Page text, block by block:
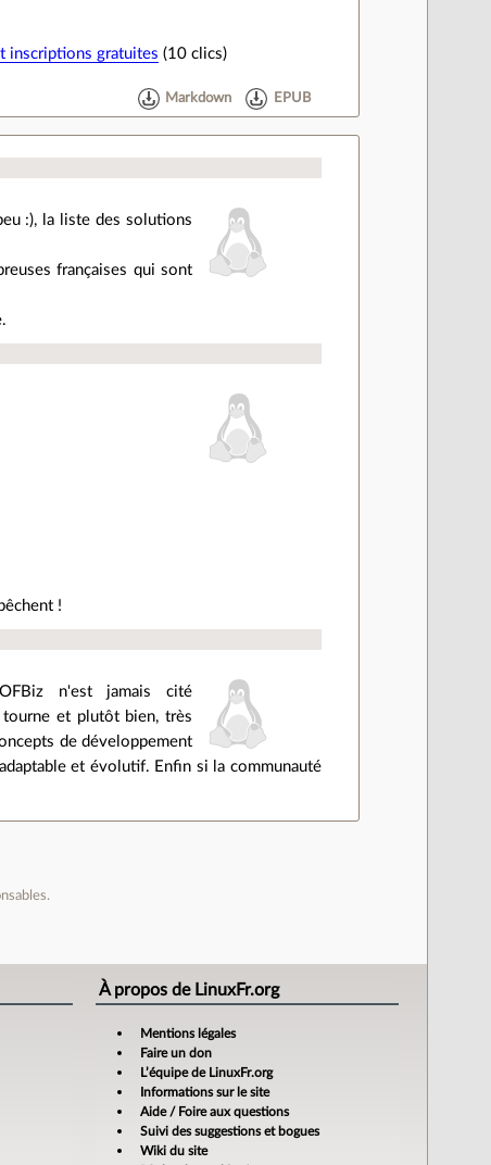
inscriptions gratuites (10 clics)
Markdown EPUB
:), la liste des solutions
françaises qui sont
!
n'est jamais cité
et plutôt bien, très
de développement
et évolutif. Enfin si la communauté
À propos de LinuxFr.org
Mentions légales
Faire un don
L’équipe de LinuxFr.org
Informations sur le site
Aide / Foire aux questions
Suivi des suggestions et bogues
Wiki du site